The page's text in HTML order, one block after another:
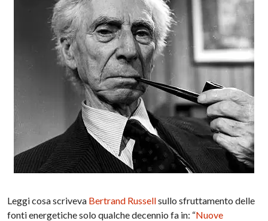
Leggi cosa scriveva Bertrand Russellsullo sfruttamento delle
fonti energetiche solo qualche decennio fa in: “Nuove